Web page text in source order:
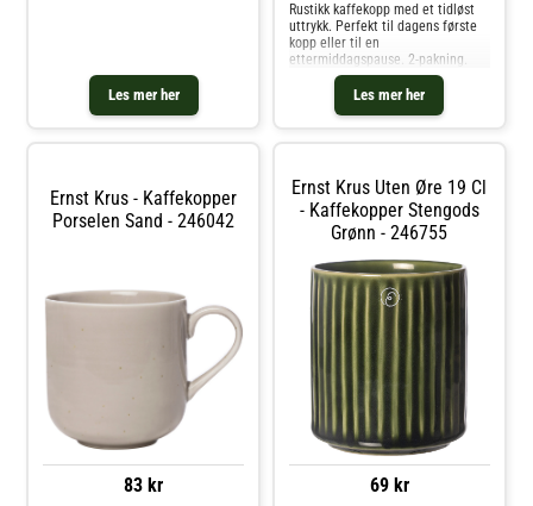
Les mer her
Kaffekopper og andre Kopper &
Krus hos Royal Design.
Les mer her
Rustikk kaffekopp med et tidløst
uttrykk. Perfekt til dagens første
kopp eller til en
ettermiddagspause. 2-pakning.
Ernst Krus - Kaffekopper
Porselen Sand - 246042
83 kr
Ernst Krus Uten Øre 19 Cl
- Kaffekopper Stengods
Grønn - 246755
69 kr